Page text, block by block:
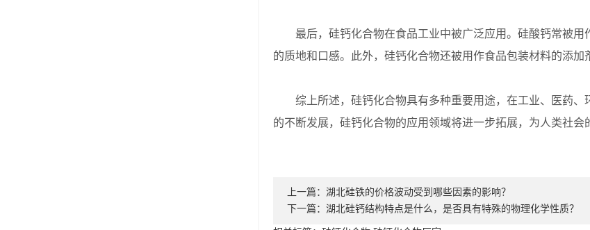
最后，硅钙化合物在食品工业中被广泛应用。硅酸钙常被用
的质地和口感。此外，硅钙化合物还被用作食品包装材料的添
综上所述，硅钙化合物具有多种重要用途，在工业、医药、
的不断发展，硅钙化合物的应用领域将进一步拓展，为人类社会
上一篇： 湖北硅铁的价格波动受到哪些因素的影响？
下一篇： 湖北硅钙结构特点是什么，是否具有特殊的物理化学性质？